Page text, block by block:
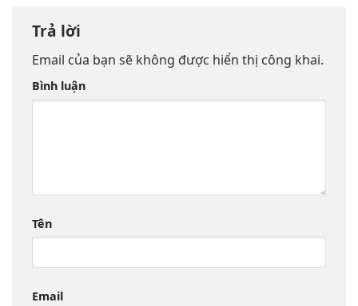
Trả lời
Email của bạn sẽ không được hiển thị công khai.
Bình luận
Tên
Email